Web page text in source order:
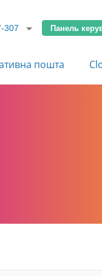
307 Панель
пошта